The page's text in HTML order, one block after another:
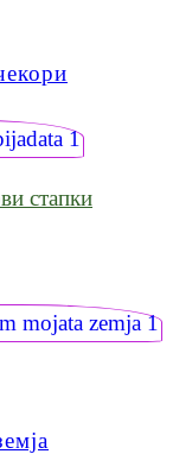
стапки